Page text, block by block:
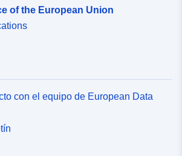
of the European Union
con el equipo de European Data